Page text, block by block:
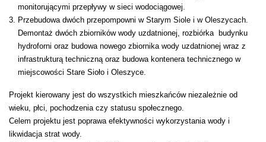
monitorującymi przepływy w sieci wodociągowej.
Przebudowa dwóch przepompowni w Starym Siole i w Oleszycach.
Demontaż dwóch zbiorników wody uzdatnionej, rozbiórka budynku
hydroforni oraz budowa nowego zbiornika wody uzdatnionej wraz z
infrastrukturą techniczną oraz budowa kontenera technicznego w
miejscowości Stare Sioło i Oleszyce.
Projekt kierowany jest do wszystkich mieszkańców niezależnie od
wieku, płci, pochodzenia czy statusu społecznego.
Celem projektu jest poprawa efektywności wykorzystania wody i
likwidacja strat wody.